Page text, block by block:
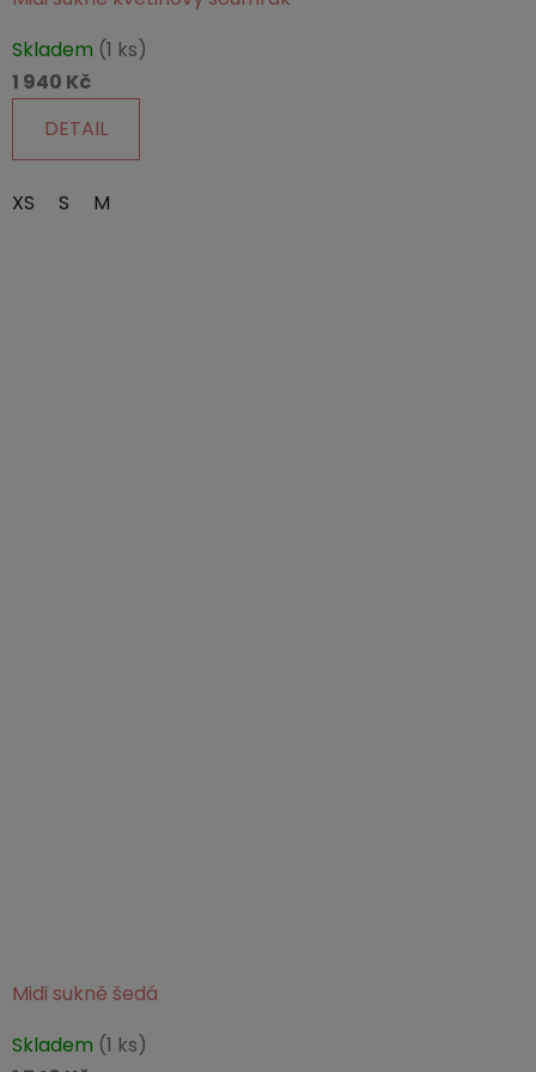
Skladem (1 ks)
1 940 Kč
DETAIL
XS S M
Midi sukně šedá
hodnocení
Skladem (1 ks)